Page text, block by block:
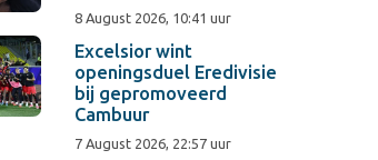
8 August 2026, 10:41 uur
Excelsior wint
openingsduel Eredivisie
bij gepromoveerd
Cambuur
7 August 2026, 22:57 uur